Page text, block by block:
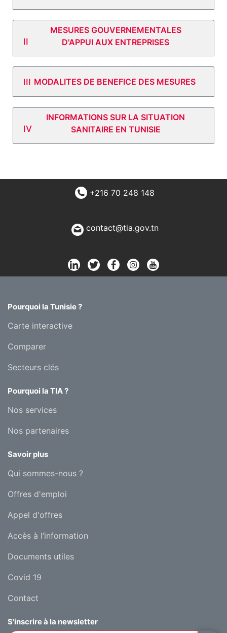
MESURES GOUVERNEMENTALES
D'APPUI AUX ENTREPRISES
MODALITES DE BENEFICE DES MESURES
INFORMATIONS SUR LA SITUATION
SANITAIRE EN TUNISIE
+216 70 248 148
contact@tia.gov.tn
Pourquoi la Tunisie ?
Carte interactive
Comparer
Secteurs clés
Pourquoi la TIA ?
Nos services
Nos partenaires
Savoir plus
Qui sommes-nous ?
Offres d'emploi
Appel d'offres
Accès à l’information
Documents utiles
Covid 19
Contact
S'inscrire à la newsletter